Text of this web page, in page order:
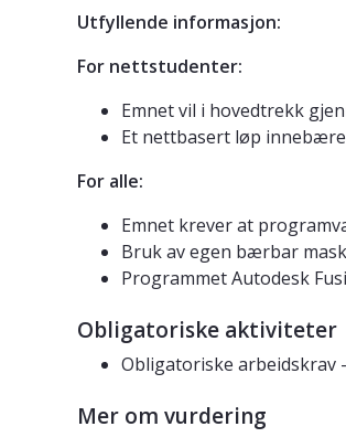
Utfyllende informasjon:
For nettstudenter:
Emnet vil i hovedtrekk
Et nettbasert løp
For alle:
Emnet krever at
Bruk av egen bærbar
Programmet Autodesk
Obligatoriske aktiviteter
Obligatoriske arbeidskrav
Mer om vurdering